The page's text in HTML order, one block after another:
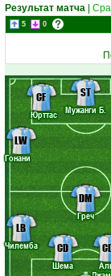
Результат матча
5 0
Чилемба
Шема
Гонани
Греч
Юрттас Мужанги Б.
LB
CD
LW
DM
CF ST